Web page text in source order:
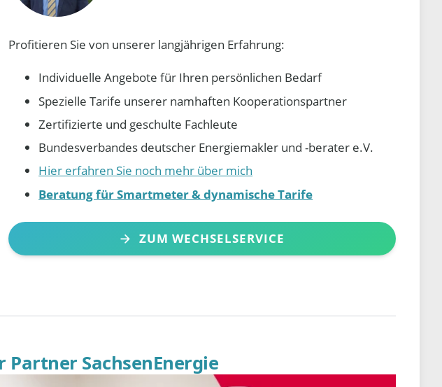
Profitieren Sie von unserer langjährigen Erfahrung:
Individuelle Angebote für Ihren persönlichen Bedarf
Spezielle Tarife unserer namhaften Kooperationspartner
Zertifizierte und geschulte Fachleute
Bundesverbandes deutscher Energiemakler und -berater e.V.
Hier erfahren Sie noch mehr über mich
Beratung für Smartmeter & dynamische Tarife
ZUM WECHSELSERVICE
Partner SachsenEnergie